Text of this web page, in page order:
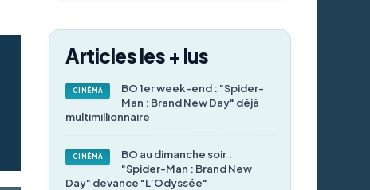
Articles les + lus
CINÉMA
BO 1er week-end : "Spider-
Man : Brand New Day" déjà
multimillionnaire
CINÉMA
BO au dimanche soir :
"Spider-Man : Brand New
Day" devance "L’Odyssée"